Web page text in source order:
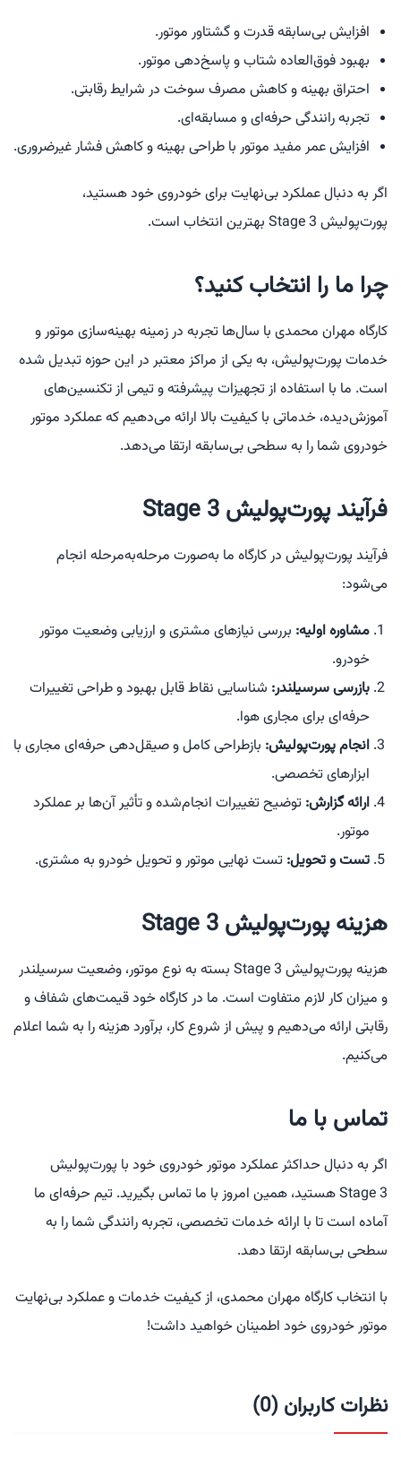
افزایش بی‌سابقه قدرت و گشتاور موتور.
بهبود فوق‌العاده شتاب و پاسخ‌دهی موتور.
احتراق بهینه و کاهش مصرف سوخت در شرایط رقابتی.
تجربه رانندگی حرفه‌ای و مسابقه‌ای.
افزایش عمر مفید موتور با طراحی بهینه و کاهش فشار غیرضروری.
اگر به دنبال عملکرد بی‌نهایت برای خودروی خود هستید،
پورت‌پولیش Stage 3 بهترین انتخاب است.
چرا ما را انتخاب کنید؟
کارگاه مهران محمدی با سال‌ها تجربه در زمینه بهینه‌سازی موتور و
خدمات پورت‌پولیش، به یکی از مراکز معتبر در این حوزه تبدیل شده
است. ما با استفاده از تجهیزات پیشرفته و تیمی از تکنسین‌های
آموزش‌دیده، خدماتی با کیفیت بالا ارائه می‌دهیم که عملکرد موتور
خودروی شما را به سطحی بی‌سابقه ارتقا می‌دهد.
فرآیند پورت‌پولیش Stage 3
فرآیند پورت‌پولیش در کارگاه ما به‌صورت مرحله‌به‌مرحله انجام
می‌شود:
مشاوره اولیه: بررسی نیازهای مشتری و ارزیابی وضعیت موتور
خودرو.
بازرسی سرسیلندر: شناسایی نقاط قابل بهبود و طراحی تغییرات
حرفه‌ای برای مجاری هوا.
انجام پورت‌پولیش: بازطراحی کامل و صیقل‌دهی حرفه‌ای مجاری با
ابزارهای تخصصی.
ارائه گزارش: توضیح تغییرات انجام‌شده و تأثیر آن‌ها بر عملکرد
موتور.
تست و تحویل: تست نهایی موتور و تحویل خودرو به مشتری.
هزینه پورت‌پولیش Stage 3
هزینه پورت‌پولیش Stage 3 بسته به نوع موتور، وضعیت سرسیلندر
و میزان کار لازم متفاوت است. ما در کارگاه خود قیمت‌های شفاف و
رقابتی ارائه می‌دهیم و پیش از شروع کار، برآورد هزینه را به شما اعلام
می‌کنیم.
تماس با ما
اگر به دنبال حداکثر عملکرد موتور خودروی خود با پورت‌پولیش
Stage 3 هستید، همین امروز با ما تماس بگیرید. تیم حرفه‌ای ما
آماده است تا با ارائه خدمات تخصصی، تجربه رانندگی شما را به
سطحی بی‌سابقه ارتقا دهد.
با انتخاب کارگاه مهران محمدی، از کیفیت خدمات و عملکرد بی‌نهایت
موتور خودروی خود اطمینان خواهید داشت!
نظرات کاربران (0)